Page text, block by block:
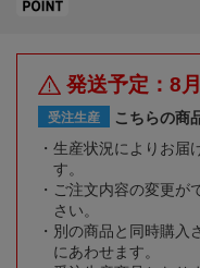
発送予定：8
受注生産
こちらの商
生産状況によりお届
す。
ご注文内容の変更が
さい。
別の商品と同時購入
にあわせます。